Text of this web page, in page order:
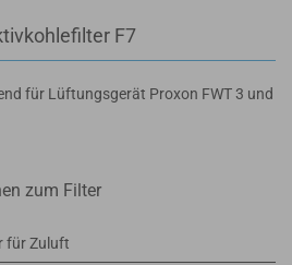
F7
für Lüftungsgerät Proxon FWT 3 und
zum Filter
für Zuluft